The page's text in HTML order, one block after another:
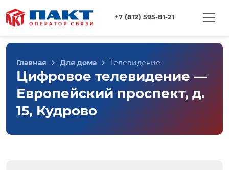
+7 (812) 595-81-21
Главная Для дома Телевидение
Цифровое телевидение —
Европейский проспект, д.
15, Кудрово